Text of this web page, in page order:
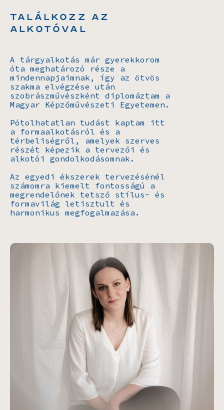
Találkozz az
Alkotóval
A tárgyalkotás már gyerekkorom
óta meghatározó része a
mindennapjaimnak, így az ötvös
szakma elvégzése után
szobrászművészként diplomáztam a
Magyar Képzőművészeti Egyetemen.
Pótolhatatlan tudást kaptam itt
a formaalkotásról és a
térbeliségről, amelyek szerves
részét képezik a tervezői és
alkotói gondolkodásomnak.
Az egyedi ékszerek tervezésénél
számomra kiemelt fontosságú a
megrendelőnek tetsző stílus- és
formavilág letisztult és
harmonikus megfogalmazása.